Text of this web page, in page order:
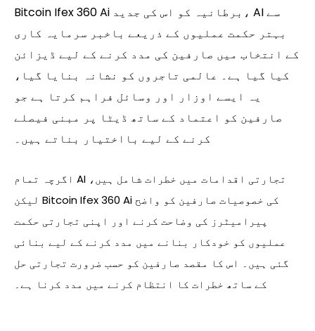
Bitcoin Ifex 360 Ai برطانیہ کو اس کی جدید، AI سے
بہتر حکمت عملیوں کے ذریعے باخبر سرمایہ کاری
کے انتخاب میں صارفین کی مدد کرنے کے لیے ڈیزائن
کیا گیا ہے۔ عالمی تاجروں کو نشانہ بنایا گیا،
یہ ایسے اوزار اور وسائل فراہم کرتا ہے جو
صارفین کو اعتماد کے ساتھ ڈیٹا پر مبنی فیصلے
کرنے کے لیے بااختیار بناتے ہیں۔
اگرچہ تمام AI تجارتی اقدامات میں خطرات شامل ہیں،
لیکن Bitcoin Ifex 360 Ai کی خصوصیات صارفین کو واضح
پیرامیٹرز کی وضاحت کرنے اور اپنی تجارتی حکمت
عملیوں کو خودکار بنانے میں مدد کرنے کے لیے بنائی
گئی ہیں۔ اس کا مقصد صارفین کو حسب ضرورت تجارتی حل
کے ساتھ خطرات کا انتظام کرنے میں مدد کرنا ہے۔